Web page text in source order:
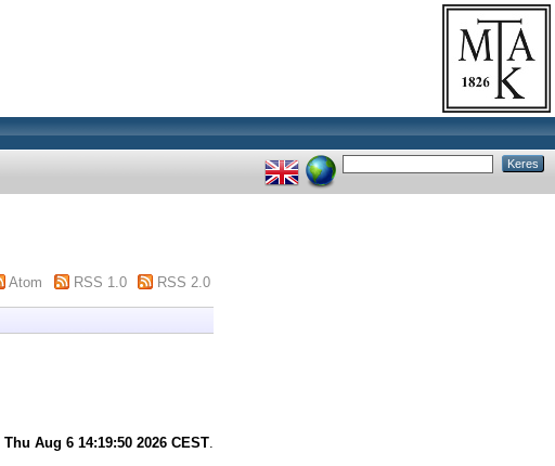
Atom RSS 1.0 RSS 2.0
Thu Aug 6 14:19:50 2026 CEST